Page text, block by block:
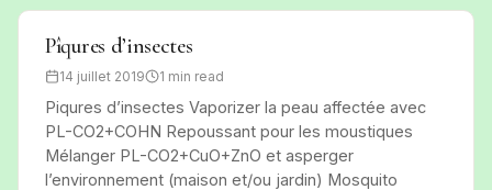
Pîqures d’insectes
14 juillet 2019 1 min read
Piqures d’insectes Vaporizer la peau affectée avec
PL-CO2+COHN Repoussant pour les moustiques
Mélanger PL-CO2+CuO+ZnO et asperger
l’environnement (maison et/ou jardin) Mosquito